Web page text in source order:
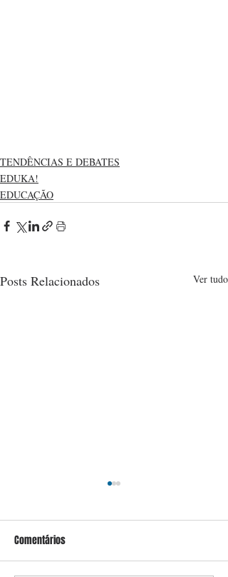
TENDÊNCIAS E DEBATES
EDUKA!
EDUCAÇÃO
Posts Relacionados Ver tudo
Comentários